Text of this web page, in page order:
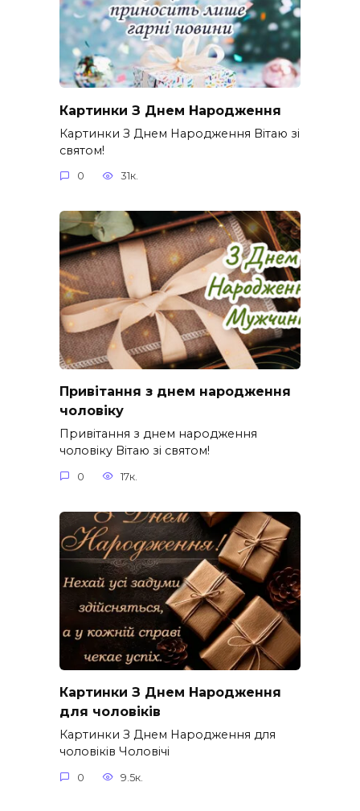
Картинки З Днем Народження
Картинки З Днем Народження Вітаю зі
святом!
0 31к.
Привітання з днем народження
чоловіку
Привітання з днем народження
чоловіку Вітаю зі святом!
0 17к.
Картинки З Днем Народження
для чоловіків​
Картинки З Днем Народження для
чоловіків​ Чоловічі
0 9.5к.